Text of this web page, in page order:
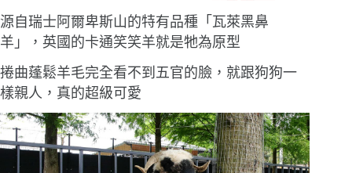
源自瑞士阿爾卑斯山的特有品種「瓦萊黑鼻
羊」，英國的卡通笑笑羊就是牠為原型
捲曲蓬鬆羊毛完全看不到五官的臉，就跟狗狗一
樣親人，真的超級可愛